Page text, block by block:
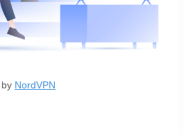
by NordVPN